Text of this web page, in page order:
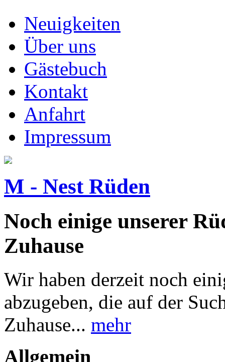
Neuigkeiten
Über uns
Gästebuch
Kontakt
Anfahrt
Impressum
M - Nest Rüden
Noch einige unserer
Zuhause
Wir haben derzeit noch
abzugeben, die auf der
Zuhause... mehr
Allgemein